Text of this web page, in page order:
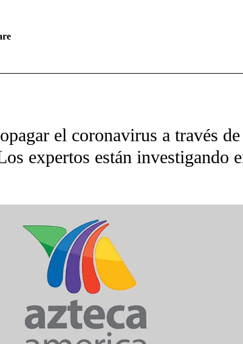
TO RECEIVE NOTIFICATIONS ABOUT NEW PAGES ON "NOTICIAS".
el coronavirus a través
expertos están investigando